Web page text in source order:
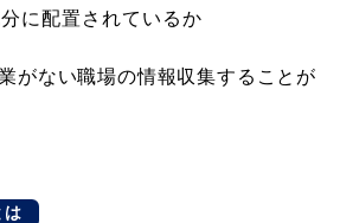
に配置されているか
がない職場の情報収集することが
は